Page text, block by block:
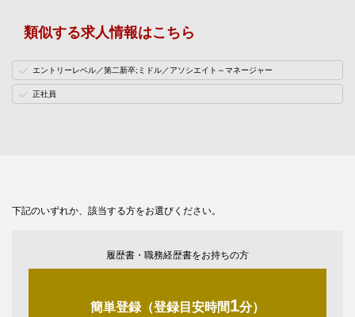
類似する求人情報はこちら
エントリーレベル／第二新卒;ミドル／アソシエイト～マネージャー
正社員
下記のいずれか、該当する方をお選びください。
履歴書・職務経歴書をお持ちの方
簡単登録（登録目安時間1分）